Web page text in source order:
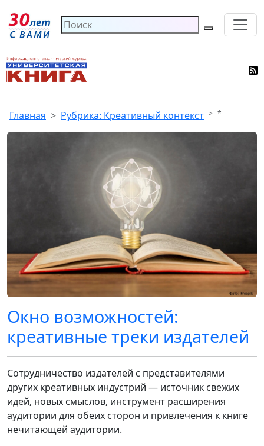
Главная Рубрика: Креативный контекст *
Окно возможностей:
креативные треки издателей
Сотрудничество издателей с представителями
других креативных индустрий — источник свежих
идей, новых смыслов, инструмент расширения
аудитории для обеих сторон и привлечения к книге
нечитающей аудитории.